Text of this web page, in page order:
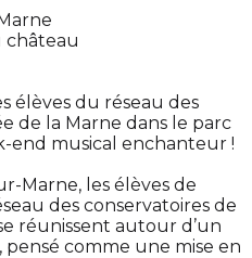
château
élèves du réseau des
de la Marne dans le parc
musical enchanteur !
Marne, les élèves de
des conservatoires de
réunissent autour d’un
comme une mise en